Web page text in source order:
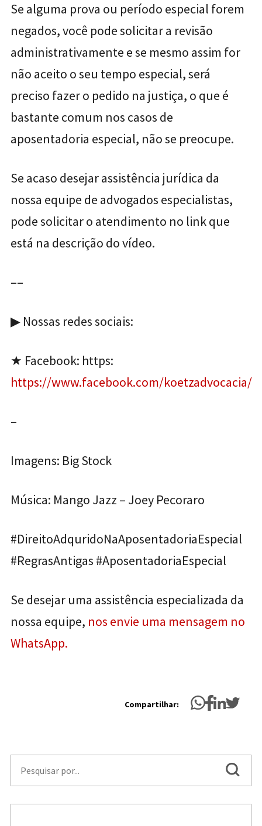
Se alguma prova ou período especial forem
negados, você pode solicitar a revisão
administrativamente e se mesmo assim for
não aceito o seu tempo especial, será
preciso fazer o pedido na justiça, o que é
bastante comum nos casos de
aposentadoria especial, não se preocupe.
Se acaso desejar assistência jurídica da
nossa equipe de advogados especialistas,
pode solicitar o atendimento no link que
está na descrição do vídeo.
––
▶ Nossas redes sociais:
★ Facebook: https:
https://www.facebook.com/koetzadvocacia/
–
Imagens: Big Stock
Música: Mango Jazz – Joey Pecoraro
#DireitoAdquridoNaAposentadoriaEspecial
#RegrasAntigas #AposentadoriaEspecial
Se desejar uma assistência especializada da
nossa equipe, nos envie uma mensagem no
WhatsApp.
Compartilhar: